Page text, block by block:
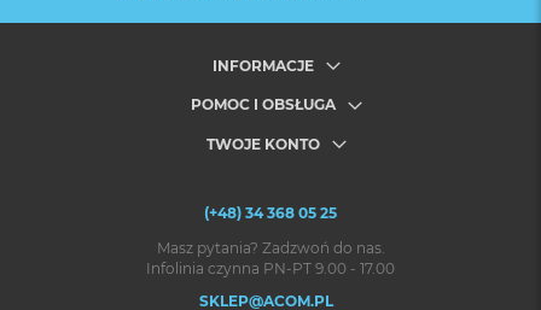
INFORMACJE
POMOC I OBSŁUGA
TWOJE KONTO
(+48) 34 368 05 25
Masz pytania? Zadzwoń do nas.
Infolinia czynna PN-PT 9.00 - 17.00
SKLEP@ACOM.PL